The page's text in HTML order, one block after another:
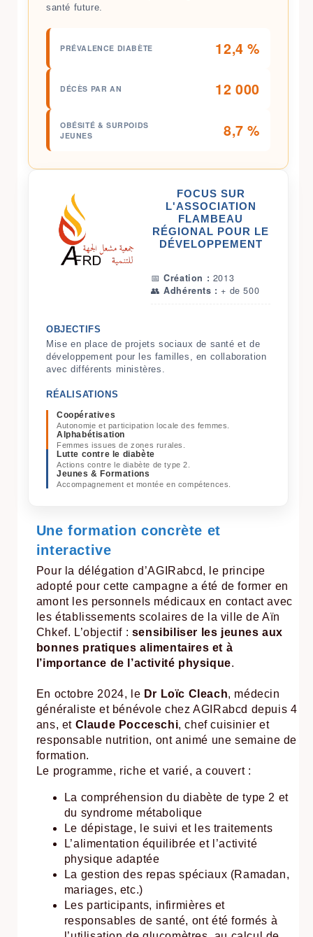
santé future.
PRÉVALENCE DIABÈTE 12,4 %
DÉCÈS PAR AN 12 000
OBÉSITÉ & SURPOIDS
JEUNES
8,7 %
FOCUS SUR
L'ASSOCIATION
FLAMBEAU
RÉGIONAL POUR LE
DÉVELOPPEMENT
📅Création : 2013
👥Adhérents : + de 500
OBJECTIFS
Mise en place de projets sociaux de santé et de
développement pour les familles, en collaboration
avec différents ministères.
RÉALISATIONS
Coopératives
Autonomie et participation locale des femmes.
Alphabétisation
Femmes issues de zones rurales.
Lutte contre le diabète
Actions contre le diabète de type 2.
Jeunes & Formations
Accompagnement et montée en compétences.
Une formation concrète et
interactive
Pour la délégation d’AGIRabcd, le principe
adopté pour cette campagne a été de former en
amont les personnels médicaux en contact avec
les établissements scolaires de la ville de Aïn
Chkef. L’objectif : sensibiliser les jeunes aux
bonnes pratiques alimentaires et à
l’importance de l’activité physique.
En octobre 2024, le Dr Loïc Cleach, médecin
généraliste et bénévole chez AGIRabcd depuis 4
ans, et Claude Pocceschi, chef cuisinier et
responsable nutrition, ont animé une semaine de
formation.
Le programme, riche et varié, a couvert :
La compréhension du diabète de type 2 et
du syndrome métabolique
Le dépistage, le suivi et les traitements
L’alimentation équilibrée et l’activité
physique adaptée
La gestion des repas spéciaux (Ramadan,
mariages, etc.)
Les participants, infirmières et
responsables de santé, ont été formés à